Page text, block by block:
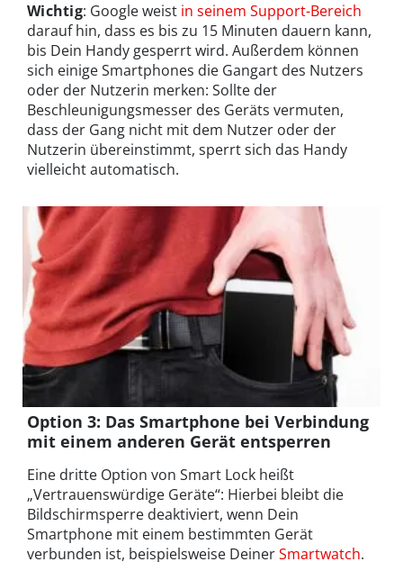
Wichtig: Google weist in seinem Support-Bereich
darauf hin, dass es bis zu 15 Minuten dauern kann,
bis Dein Handy gesperrt wird. Außerdem können
sich einige Smartphones die Gangart des Nutzers
oder der Nutzerin merken: Sollte der
Beschleunigungsmesser des Geräts vermuten,
dass der Gang nicht mit dem Nutzer oder der
Nutzerin übereinstimmt, sperrt sich das Handy
vielleicht automatisch.
Option 3: Das Smartphone bei Verbindung
mit einem anderen Gerät entsperren
Eine dritte Option von Smart Lock heißt
„Vertrauenswürdige Geräte“: Hierbei bleibt die
Bildschirmsperre deaktiviert, wenn Dein
Smartphone mit einem bestimmten Gerät
verbunden ist, beispielsweise DeinerSmartwatch.